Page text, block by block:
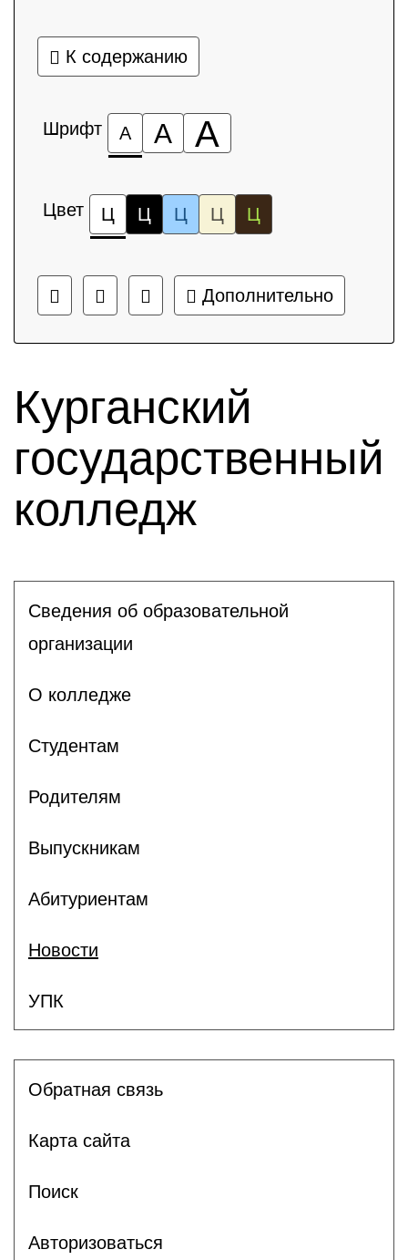
К содержанию
Шрифт А А А
Цвет Ц Ц Ц Ц Ц
Дополнительно
Курганский
государственный
колледж
Сведения об образовательной
организации
О колледже
Студентам
Родителям
Выпускникам
Абитуриентам
Новости
УПК
Обратная связь
Карта сайта
Поиск
Авторизоваться